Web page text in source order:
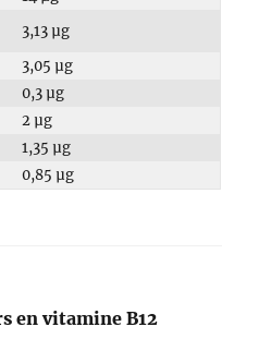
3,13 µg
3,05 µg
0,3 µg
2 µg
1,35 µg
0,85 µg
en vitamine B12